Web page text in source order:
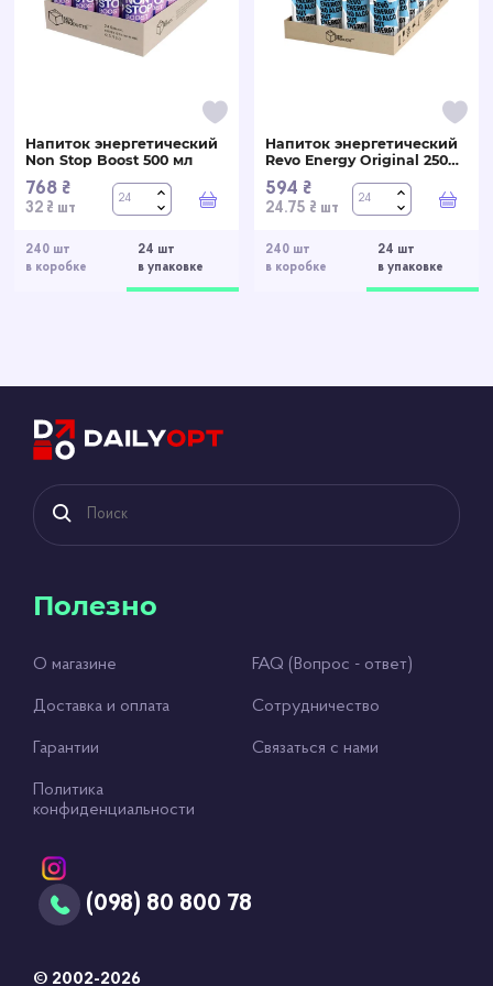
240 шт
в коробке
24 шт
в упаковке
Напиток энергетический
Non Stop Boost 500 мл
768 ₴
32 ₴ шт В корзину
240 шт
в коробке
24 шт
в упаковке
Напиток энергетический
Revo Energy Original 250
мл
594 ₴
24.75 ₴ шт В
Полезно
О магазине FAQ (Вопрос - ответ)
Доставка и оплата Сотрудничество
Гарантии Связаться с нами
Политика
конфиденциальности
(098) 80 800 78
© 2002-2026